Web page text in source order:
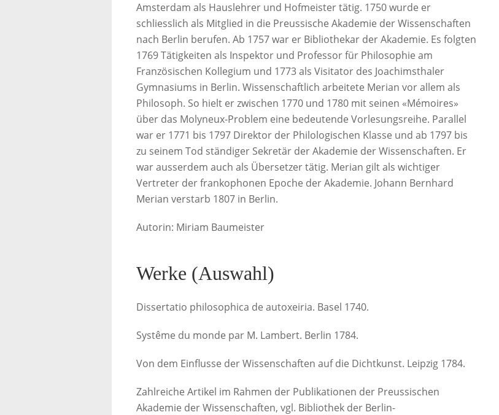
Amsterdam als Hauslehrer und Hofmeister tätig. 1750 wurde er
schliesslich als Mitglied in die Preussische Akademie der Wissenschaften
nach Berlin berufen. Ab 1757 war er Bibliothekar der Akademie. Es folgten
1769 Tätigkeiten als Inspektor und Professor für Philosophie am
Französischen Kollegium und 1773 als Visitator des Joachimsthaler
Gymnasiums in Berlin. Wissenschaftlich arbeitete Merian vor allem als
Philosoph. So hielt er zwischen 1770 und 1780 mit seinen «Mémoires»
über das Molyneux-Problem eine bedeutende Vorlesungsreihe. Parallel
war er 1771 bis 1797 Direktor der Philologischen Klasse und ab 1797 bis
zu seinem Tod ständiger Sekretär der Akademie der Wissenschaften. Er
war ausserdem auch als Übersetzer tätig. Merian gilt als wichtiger
Vertreter der frankophonen Epoche der Akademie. Johann Bernhard
Merian verstarb 1807 in Berlin.
Autorin: Miriam Baumeister
Werke (Auswahl)
Dissertatio philosophica de autoxeiria. Basel 1740.
Systême du monde par M. Lambert. Berlin 1784.
Von dem Einflusse der Wissenschaften auf die Dichtkunst. Leipzig 1784.
Zahlreiche Artikel im Rahmen der Publikationen der Preussischen
Akademie der Wissenschaften, vgl. Bibliothek der Berlin-